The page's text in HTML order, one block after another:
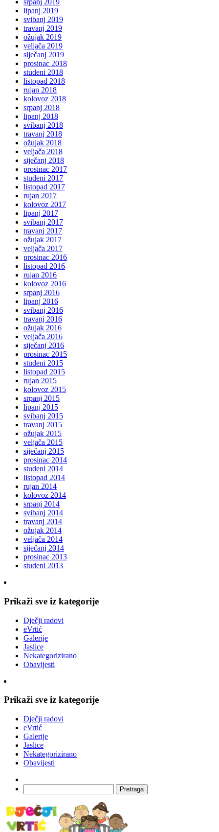
srpanj 2019
lipanj 2019
svibanj 2019
travanj 2019
ožujak 2019
veljača 2019
siječanj 2019
prosinac 2018
studeni 2018
listopad 2018
rujan 2018
kolovoz 2018
srpanj 2018
lipanj 2018
svibanj 2018
travanj 2018
ožujak 2018
veljača 2018
siječanj 2018
prosinac 2017
studeni 2017
listopad 2017
rujan 2017
kolovoz 2017
lipanj 2017
svibanj 2017
travanj 2017
ožujak 2017
veljača 2017
prosinac 2016
listopad 2016
rujan 2016
kolovoz 2016
srpanj 2016
lipanj 2016
svibanj 2016
travanj 2016
ožujak 2016
veljača 2016
siječanj 2016
prosinac 2015
studeni 2015
listopad 2015
rujan 2015
kolovoz 2015
srpanj 2015
lipanj 2015
svibanj 2015
travanj 2015
ožujak 2015
veljača 2015
siječanj 2015
prosinac 2014
studeni 2014
listopad 2014
rujan 2014
kolovoz 2014
srpanj 2014
svibanj 2014
travanj 2014
ožujak 2014
veljača 2014
siječanj 2014
prosinac 2013
studeni 2013
Prikaži sve iz kategorije
Dječji radovi
eVrtić
Galerije
Jaslice
Nekategorizirano
Obavijesti
Prikaži sve iz kategorije
Dječji radovi
eVrtić
Galerije
Jaslice
Nekategorizirano
Obavijesti